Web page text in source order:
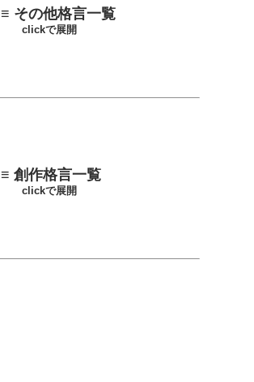
≡ その他格言一覧
clickで展開
≡ 創作格言一覧
clickで展開